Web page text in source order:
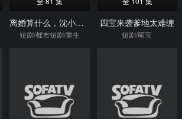
离婚算什么，沈小姐她转头改嫁了
短剧/都市短剧/重生
四宝来袭爹地太难缠
短剧/萌宝